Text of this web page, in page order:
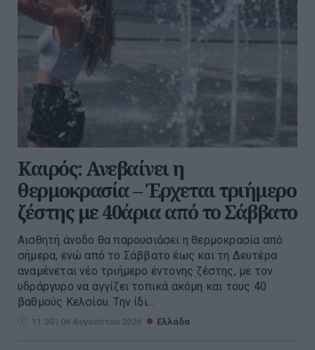
Καιρός: Ανεβαίνει η
θερμοκρασία – Έρχεται τριήμερο
ζέστης με 40άρια από το Σάββατο
Αισθητή άνοδο θα παρουσιάσει η θερμοκρασία από
σήμερα, ενώ από το Σάββατο έως και τη Δευτέρα
αναμένεται νέο τριήμερο έντονης ζέστης, με τον
υδράργυρο να αγγίζει τοπικά ακόμη και τους 40
βαθμούς Κελσίου. Την ίδι...
11:30 | 06 Αυγούστου 2026 Ελλάδα